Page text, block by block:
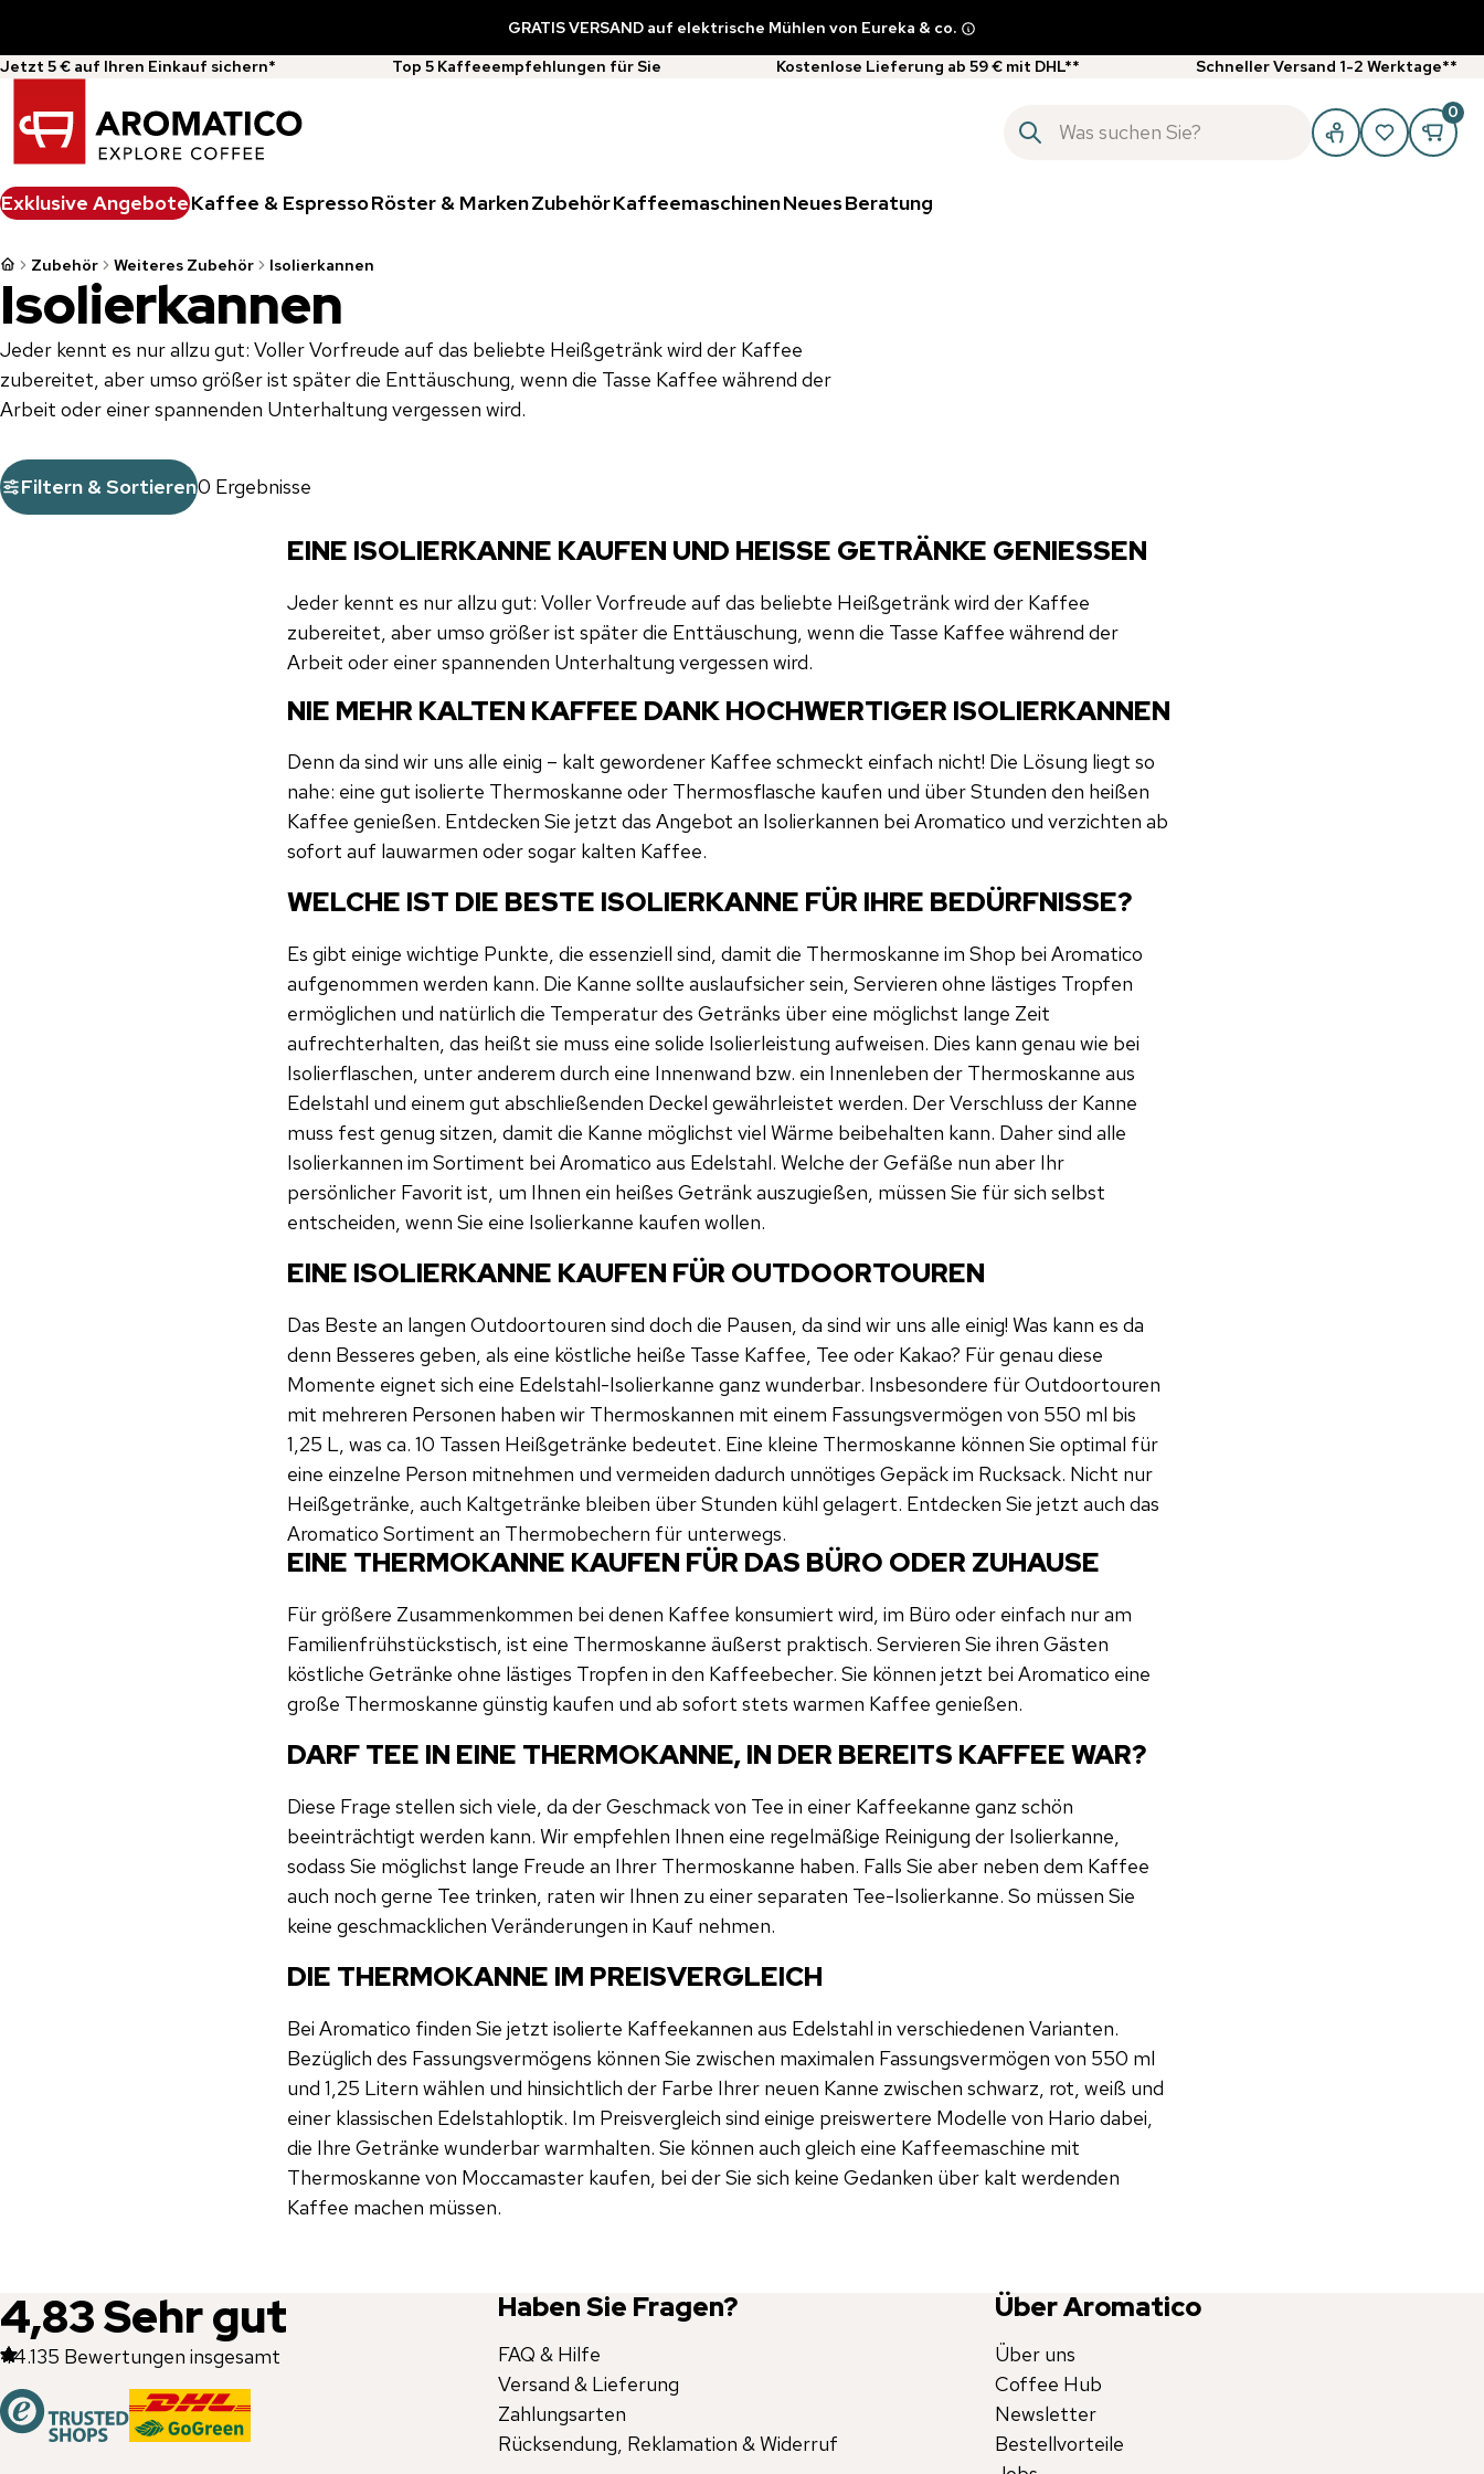
GRATIS VERSAND auf elektrische Mühlen von Eureka & co.
Jetzt 5 € auf Ihren Einkauf sichern*
Top 5 Kaffeeempfehlungen für Sie Kostenlose Lieferung ab 59 € mit DHL** Schneller Versand 1-2 Werktage**
0
Exklusive AngeboteKaffee & EspressoRöster & MarkenZubehörKaffeemaschinenNeuesBeratung
Zubehör Weiteres Zubehör Isolierkannen
Isolierkannen
Jeder kennt es nur allzu gut: Voller Vorfreude auf das beliebte Heißgetränk wird der Kaffee
zubereitet, aber umso größer ist später die Enttäuschung, wenn die Tasse Kaffee während der
Arbeit oder einer spannenden Unterhaltung vergessen wird.
Filtern & Sortieren0 Ergebnisse
EINE ISOLIERKANNE KAUFEN UND HEISSE GETRÄNKE GENIESSEN
Jeder kennt es nur allzu gut: Voller Vorfreude auf das beliebte Heißgetränk wird der Kaffee
zubereitet, aber umso größer ist später die Enttäuschung, wenn die Tasse Kaffee während der
Arbeit oder einer spannenden Unterhaltung vergessen wird.
NIE MEHR KALTEN KAFFEE DANK HOCHWERTIGER ISOLIERKANNEN
Denn da sind wir uns alle einig – kalt gewordener Kaffee schmeckt einfach nicht! Die Lösung liegt so
nahe: eine gut isolierte Thermoskanne oder Thermosflasche kaufen und über Stunden den heißen
Kaffee genießen. Entdecken Sie jetzt das Angebot an Isolierkannen bei Aromatico und verzichten ab
sofort auf lauwarmen oder sogar kalten Kaffee.
WELCHE IST DIE BESTE ISOLIERKANNE FÜR IHRE BEDÜRFNISSE?
Es gibt einige wichtige Punkte, die essenziell sind, damit die Thermoskanne im Shop bei Aromatico
aufgenommen werden kann. Die Kanne sollte auslaufsicher sein, Servieren ohne lästiges Tropfen
ermöglichen und natürlich die Temperatur des Getränks über eine möglichst lange Zeit
aufrechterhalten, das heißt sie muss eine solide Isolierleistung aufweisen. Dies kann genau wie bei
Isolierflaschen, unter anderem durch eine Innenwand bzw. ein Innenleben der Thermoskanne aus
Edelstahl und einem gut abschließenden Deckel gewährleistet werden. Der Verschluss der Kanne
muss fest genug sitzen, damit die Kanne möglichst viel Wärme beibehalten kann. Daher sind alle
Isolierkannen im Sortiment bei Aromatico aus Edelstahl. Welche der Gefäße nun aber Ihr
persönlicher Favorit ist, um Ihnen ein heißes Getränk auszugießen, müssen Sie für sich selbst
entscheiden, wenn Sie eine Isolierkanne kaufen wollen.
EINE ISOLIERKANNE KAUFEN FÜR OUTDOORTOUREN
Das Beste an langen Outdoortouren sind doch die Pausen, da sind wir uns alle einig! Was kann es da
denn Besseres geben, als eine köstliche heiße Tasse Kaffee, Tee oder Kakao? Für genau diese
Momente eignet sich eine Edelstahl-Isolierkanne ganz wunderbar. Insbesondere für Outdoortouren
mit mehreren Personen haben wir Thermoskannen mit einem Fassungsvermögen von 550 ml bis
1,25 L, was ca. 10 Tassen Heißgetränke bedeutet. Eine kleine Thermoskanne können Sie optimal für
eine einzelne Person mitnehmen und vermeiden dadurch unnötiges Gepäck im Rucksack. Nicht nur
Heißgetränke, auch Kaltgetränke bleiben über Stunden kühl gelagert. Entdecken Sie jetzt auch das
Aromatico Sortiment an Thermobechern für unterwegs.
EINE THERMOKANNE KAUFEN FÜR DAS BÜRO ODER ZUHAUSE
Für größere Zusammenkommen bei denen Kaffee konsumiert wird, im Büro oder einfach nur am
Familienfrühstückstisch, ist eine Thermoskanne äußerst praktisch. Servieren Sie ihren Gästen
köstliche Getränke ohne lästiges Tropfen in den Kaffeebecher. Sie können jetzt bei Aromatico eine
große Thermoskanne günstig kaufen und ab sofort stets warmen Kaffee genießen.
DARF TEE IN EINE THERMOKANNE, IN DER BEREITS KAFFEE WAR?
Diese Frage stellen sich viele, da der Geschmack von Tee in einer Kaffeekanne ganz schön
beeinträchtigt werden kann. Wir empfehlen Ihnen eine regelmäßige Reinigung der Isolierkanne,
sodass Sie möglichst lange Freude an Ihrer Thermoskanne haben. Falls Sie aber neben dem Kaffee
auch noch gerne Tee trinken, raten wir Ihnen zu einer separaten Tee-Isolierkanne. So müssen Sie
keine geschmacklichen Veränderungen in Kauf nehmen.
DIE THERMOKANNE IM PREISVERGLEICH
Bei Aromatico finden Sie jetzt isolierte Kaffeekannen aus Edelstahl in verschiedenen Varianten.
Bezüglich des Fassungsvermögens können Sie zwischen maximalen Fassungsvermögen von 550 ml
und 1,25 Litern wählen und hinsichtlich der Farbe Ihrer neuen Kanne zwischen schwarz, rot, weiß und
einer klassischen Edelstahloptik. Im Preisvergleich sind einige preiswertere Modelle von Hario dabei,
die Ihre Getränke wunderbar warmhalten. Sie können auch gleich eine Kaffeemaschine mit
Thermoskanne von Moccamaster kaufen, bei der Sie sich keine Gedanken über kalt werdenden
Kaffee machen müssen.
4,83Sehr gut
44.135 Bewertungen insgesamt
Haben Sie Fragen?
FAQ & Hilfe
Versand & Lieferung
Zahlungsarten
Rücksendung, Reklamation & Widerruf
Über Aromatico
Über uns
Coffee Hub
Newsletter
Bestellvorteile